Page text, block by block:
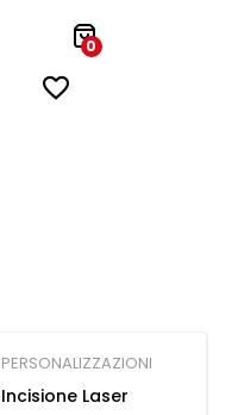
0
PERSONALIZZAZIONI
Incisione Laser